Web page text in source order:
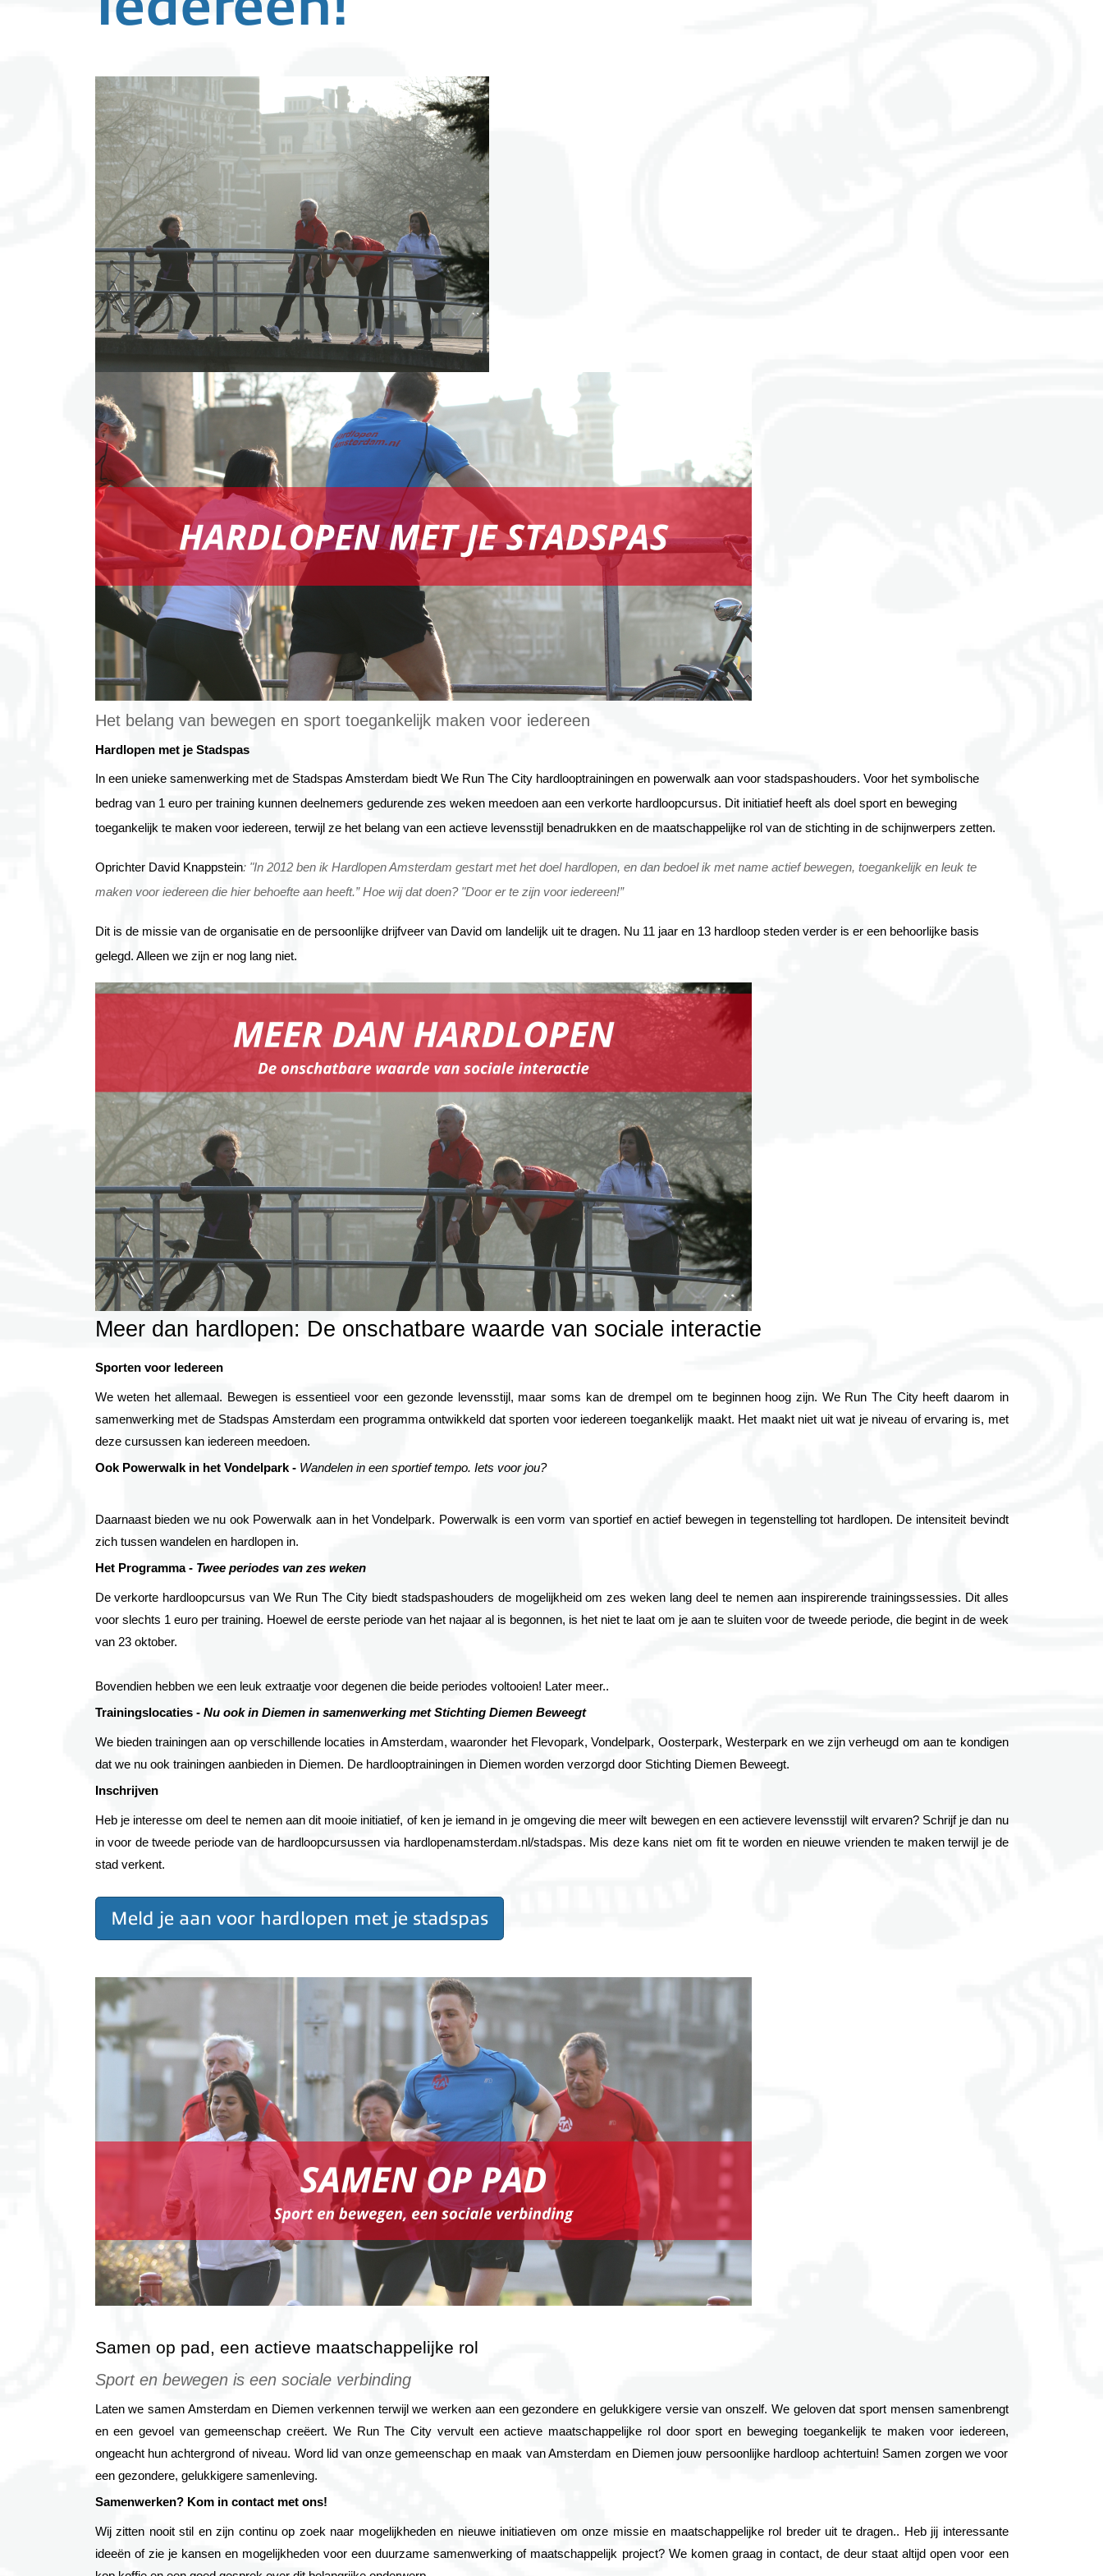
Het belang van bewegen en sport toegankelijk maken voor iedereen
Hardlopen met je Stadspas
In een unieke samenwerking met de Stadspas Amsterdam biedt We Run The City hardlooptrainingen en powerwalk aan voor stadspashouders. Voor het symbolische
bedrag van 1 euro per training kunnen deelnemers gedurende zes weken meedoen aan een verkorte hardloopcursus. Dit initiatief heeft als doel sport en beweging
toegankelijk te maken voor iedereen, terwijl ze het belang van een actieve levensstijl benadrukken en de maatschappelijke rol van de stichting in de schijnwerpers zetten.
Oprichter David Knappstein: "In 2012 ben ik Hardlopen Amsterdam gestart met het doel hardlopen, en dan bedoel ik met name actief bewegen, toegankelijk en leuk te
maken voor iedereen die hier behoefte aan heeft.” Hoe wij dat doen? "Door er te zijn voor iedereen!”
Dit is de missie van de organisatie en de persoonlijke drijfveer van David om landelijk uit te dragen. Nu 11 jaar en 13 hardloop steden verder is er een behoorlijke basis
gelegd. Alleen we zijn er nog lang niet.
Image
Meer dan hardlopen: De onschatbare waarde van sociale interactie
Sporten voor Iedereen
We weten het allemaal. Bewegen is essentieel voor een gezonde levensstijl, maar soms kan de drempel om te beginnen hoog zijn. We Run The City heeft daarom in
samenwerking met de Stadspas Amsterdam een programma ontwikkeld dat sporten voor iedereen toegankelijk maakt. Het maakt niet uit wat je niveau of ervaring is, met
deze cursussen kan iedereen meedoen.
Ook Powerwalk in het Vondelpark - Wandelen in een sportief tempo. Iets voor jou?
Daarnaast bieden we nu ook Powerwalk aan in het Vondelpark. Powerwalk is een vorm van sportief en actief bewegen in tegenstelling tot hardlopen. De intensiteit bevindt
zich tussen wandelen en hardlopen in.
Het Programma - Twee periodes van zes weken
De verkorte hardloopcursus van We Run The City biedt stadspashouders de mogelijkheid om zes weken lang deel te nemen aan inspirerende trainingssessies. Dit alles
voor slechts 1 euro per training. Hoewel de eerste periode van het najaar al is begonnen, is het niet te laat om je aan te sluiten voor de tweede periode, die begint in de week
van 23 oktober.
Bovendien hebben we een leuk extraatje voor degenen die beide periodes voltooien! Later meer..
Trainingslocaties - Nu ook in Diemen in samenwerking met Stichting Diemen Beweegt
We bieden trainingen aan op verschillende locaties in Amsterdam, waaronder het Flevopark, Vondelpark, Oosterpark, Westerpark en we zijn verheugd om aan te kondigen
dat we nu ook trainingen aanbieden in Diemen. De hardlooptrainingen in Diemen worden verzorgd door Stichting Diemen Beweegt.
Inschrijven
Heb je interesse om deel te nemen aan dit mooie initiatief, of ken je iemand in je omgeving die meer wilt bewegen en een actievere levensstijl wilt ervaren? Schrijf je dan nu
in voor de tweede periode van de hardloopcursussen via hardlopenamsterdam.nl/stadspas. Mis deze kans niet om fit te worden en nieuwe vrienden te maken terwijl je de
stad verkent.
Meld je aan voor hardlopen met je stadspas
Image
Samen op pad, een actieve maatschappelijke rol
Sport en bewegen is een sociale verbinding
Laten we samen Amsterdam en Diemen verkennen terwijl we werken aan een gezondere en gelukkigere versie van onszelf. We geloven dat sport mensen samenbrengt
en een gevoel van gemeenschap creëert. We Run The City vervult een actieve maatschappelijke rol door sport en beweging toegankelijk te maken voor iedereen,
ongeacht hun achtergrond of niveau. Word lid van onze gemeenschap en maak van Amsterdam en Diemen jouw persoonlijke hardloop achtertuin! Samen zorgen we voor
een gezondere, gelukkigere samenleving.
Samenwerken? Kom in contact met ons!
Wij zitten nooit stil en zijn continu op zoek naar mogelijkheden en nieuwe initiatieven om onze missie en maatschappelijke rol breder uit te dragen.. Heb jij interessante
ideeën of zie je kansen en mogelijkheden voor een duurzame samenwerking of maatschappelijk project? We komen graag in contact, de deur staat altijd open voor een